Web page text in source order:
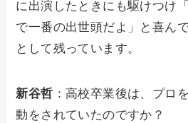
に出演したときにも駆けつけ
で一番の出世頭だよ」と喜ん
として残っています。
新谷哲 ：高校卒業後は、プロ
動をされていたのですか？